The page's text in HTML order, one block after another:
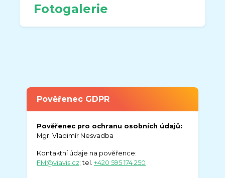
Fotogalerie
Pověřenec GDPR
Pověřenec pro ochranu osobních údajů:
Mgr. Vladimír Nesvadba
Kontaktní údaje na pověřence:
FM@viavis.cz; tel.+420 595 174 250